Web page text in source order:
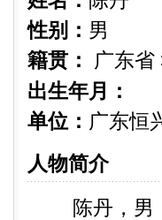
性别： 男
籍贯：
广东省
出生年月：
单位： 广东恒
人物简介
陈丹，男，